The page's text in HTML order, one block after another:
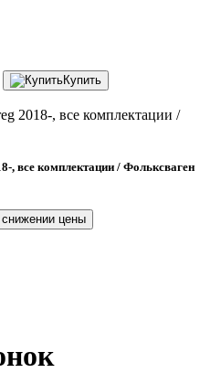
Купить
все комплектации / Фольксваген